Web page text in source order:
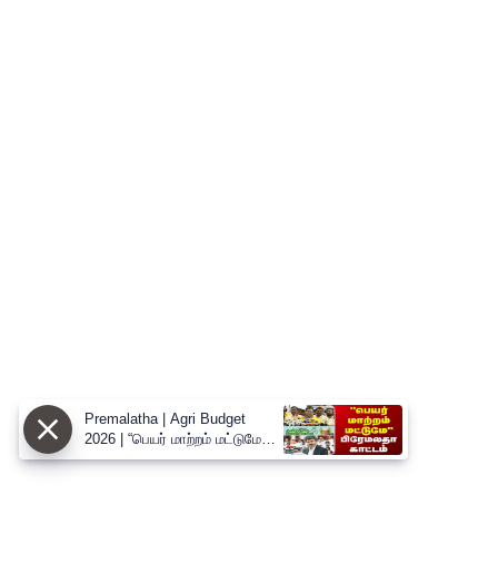
Premalatha | Agri Budget
2026 | “பெயர் மாற்றம் மட்டுமே” -
வேளாண் பட்ஜெட்டை சாடிய